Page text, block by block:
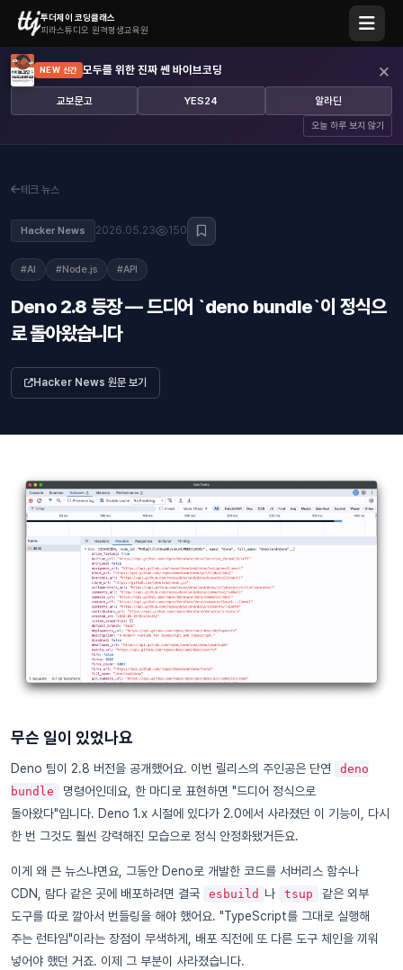
투더제이 코딩클래스
피라스튜디오 원격평생교육원
NEW 신간 모두를 위한 진짜 쎈 바이브코딩
교보문고 YES24 알라딘
오늘 하루 보지 않기
×
테크 뉴스
Hacker News 2026.05.23 150
#AI #Node.js #API
Deno 2.8 등장 — 드디어 `deno bundle`이 정식으
로 돌아왔습니다
Hacker News 원문 보기
무슨 일이 있었나요
Deno 팀이 2.8 버전을 공개했어요. 이번 릴리스의 주인공은 단연
deno
bundle
명령어인데요, 한 마디로 표현하면 "드디어 정식으로
돌아왔다"입니다. Deno 1.x 시절에 있다가 2.0에서 사라졌던 이 기능이, 다시
한 번 그것도 훨씬 강력해진 모습으로 정식 안정화됐거든요.
이게 왜 큰 뉴스냐면요, 그동안 Deno로 개발한 코드를 서버리스 함수나
CDN, 람다 같은 곳에 배포하려면 결국
esbuild 나 tsup
같은 외부
도구를 따로 깔아서 번들링을 해야 했어요. "TypeScript를 그대로 실행해
주는 런타임"이라는 장점이 무색하게, 배포 직전에 또 다른 도구 체인을 끼워
넣어야 했던 거죠. 이제 그 부분이 사라졌습니다.